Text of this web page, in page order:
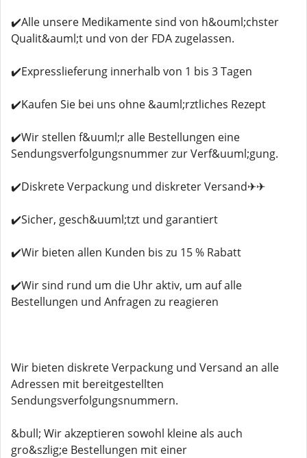
✔️Alle unsere Medikamente sind von h&ouml;chster
Qualit&auml;t und von der FDA zugelassen.
✔️Expresslieferung innerhalb von 1 bis 3 Tagen
✔️Kaufen Sie bei uns ohne &auml;rztliches Rezept
✔️Wir stellen f&uuml;r alle Bestellungen eine
Sendungsverfolgungsnummer zur Verf&uuml;gung.
✔️Diskrete Verpackung und diskreter Versand✈✈
✔️Sicher, gesch&uuml;tzt und garantiert
✔️Wir bieten allen Kunden bis zu 15 % Rabatt
✔️Wir sind rund um die Uhr aktiv, um auf alle
Bestellungen und Anfragen zu reagieren
Wir bieten diskrete Verpackung und Versand an alle
Adressen mit bereitgestellten
Sendungsverfolgungsnummern.
&bull; Wir akzeptieren sowohl kleine als auch
gro&szlig;e Bestellungen mit einer